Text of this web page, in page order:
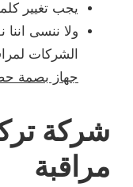
يجب تغيير
ولا ننسى اننا
الشركات
جهاز بصمة
شركة
مراقبة